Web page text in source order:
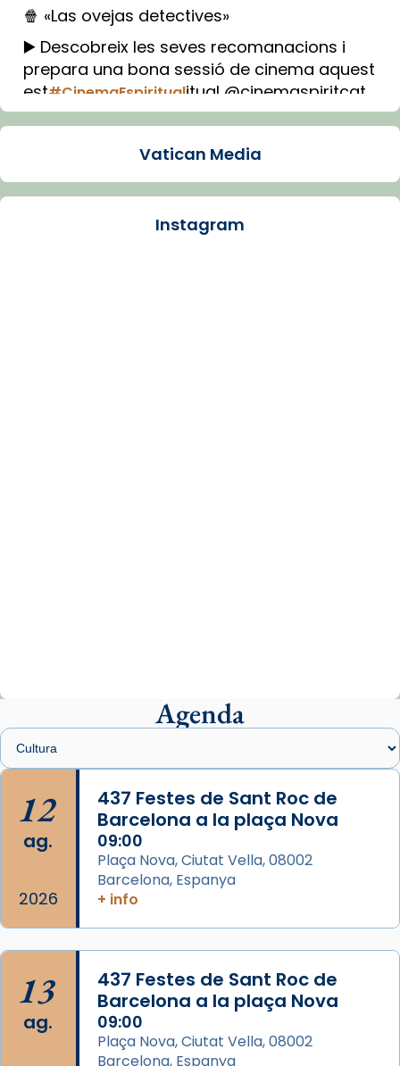
🍿 «Las ovejas detectives»
▶️ Descobreix les seves recomanacions i
prepara una bona sessió de cinema aquest
est#CinemaEspiritualitual @cinemaspiritcat
Imatge: Generada amb IA (OpenAI)
Arquebisbat de Barcelona
presidit aquest 27 de juliol la missa de Les
Santes de Mataró.
🔗
📸 J. Merino
Photo
View on Facebook · Share
Arquebisbat de Barcelona
2 weeks ago
Aquest dilluns, 27 de juliol, ha tingut lloc la
missa d’acció de gràcies en agraïment al
comitè organitzador de la visita apostòlica
del Sant Pare Lleó XIV a Barcelona, i als
col·laboradors, a la Catedral de Barcelona.
Vatican Media
Instagram
Agenda
12
ag.
2026
437 Festes de Sant Roc de
Barcelona a la plaça Nova
09:00
Plaça Nova, Ciutat Vella, 08002
Barcelona, Espanya
+ info
13
ag.
437 Festes de Sant Roc de
Barcelona a la plaça Nova
09:00
Plaça Nova, Ciutat Vella, 08002
Barcelona, Espanya